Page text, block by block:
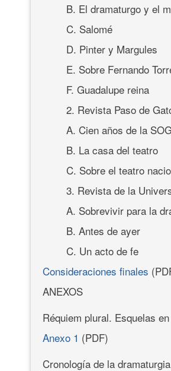
B. El dramaturgo y el
C. Salomé
D. Pinter y Margules
E. Sobre Fernando
F. Guadalupe reina
2. Revista Paso de
A. Cien años de la
B. La casa del teatro
C. Sobre el teatro
3. Revista de la
A. Sobrevivir para la
B. Antes de ayer
C. Un acto de fe
Consideraciones finales
ANEXOS
Réquiem plural. Esquelas
Anexo 1 (PDF)
Cronología de la